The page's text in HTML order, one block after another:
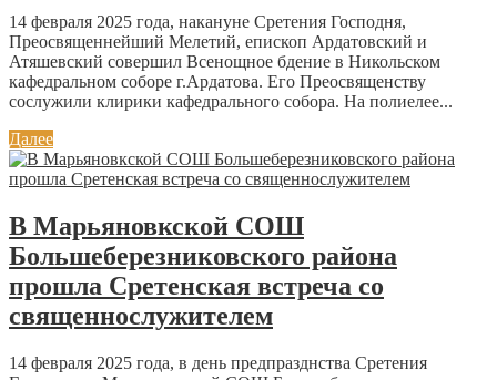
14 февраля 2025 года, накануне Сретения Господня,
Преосвященнейший Мелетий, епископ Ардатовский и
Атяшевский совершил Всенощное бдение в Никольском
кафедральном соборе г.Ардатова. Его Преосвященству
сослужили клирики кафедрального собора. На полиелее...
Далее
В Марьяновкской СОШ
Большеберезниковского района
прошла Сретенская встреча со
священнослужителем
14 февраля 2025 года, в день предпразднства Сретения